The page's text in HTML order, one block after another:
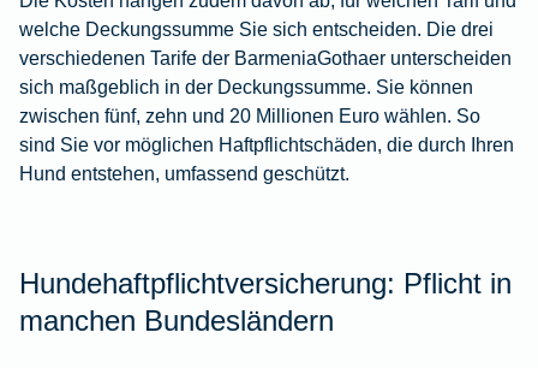
welche Deckungssumme Sie sich entscheiden. Die drei
verschiedenen Tarife der BarmeniaGothaer unterscheiden
sich maßgeblich in der Deckungssumme. Sie können
zwischen fünf, zehn und 20 Millionen Euro wählen. So
sind Sie vor möglichen Haftpflichtschäden, die durch Ihren
Hund entstehen, umfassend geschützt.
Hundehaftpflichtversicherung: Pflicht in
manchen Bundesländern